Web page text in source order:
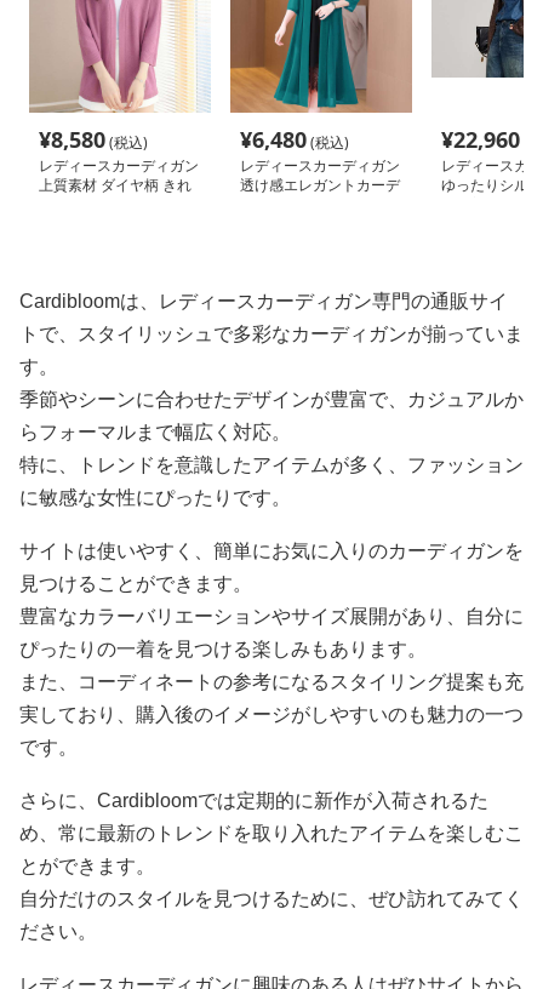
¥8,580(税込)
レディースカーディガン
上質素材 ダイヤ柄 きれ
¥6,480(税込)
レディースカーディガン
透け感エレガントカーデ
¥22,960
レディースカ
ゆったりシル
Cardibloomは、レディースカーディガン専門の通販サイ
トで、スタイリッシュで多彩なカーディガンが揃っていま
す。
季節やシーンに合わせたデザインが豊富で、カジュアルか
らフォーマルまで幅広く対応。
特に、トレンドを意識したアイテムが多く、ファッション
に敏感な女性にぴったりです。
サイトは使いやすく、簡単にお気に入りのカーディガンを
見つけることができます。
豊富なカラーバリエーションやサイズ展開があり、自分に
ぴったりの一着を見つける楽しみもあります。
また、コーディネートの参考になるスタイリング提案も充
実しており、購入後のイメージがしやすいのも魅力の一つ
です。
さらに、Cardibloomでは定期的に新作が入荷されるた
め、常に最新のトレンドを取り入れたアイテムを楽しむこ
とができます。
自分だけのスタイルを見つけるために、ぜひ訪れてみてく
ださい。
レディースカーディガンに興味のある人はぜひサイトから